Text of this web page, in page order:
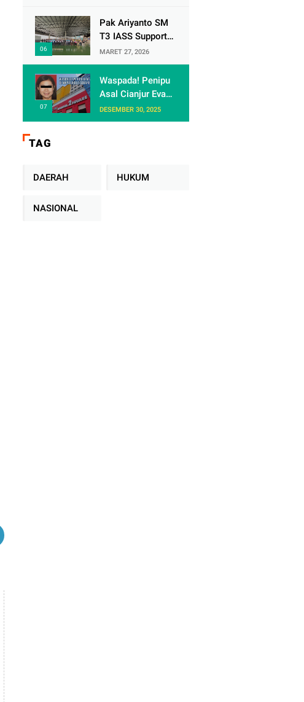
keranji , Oknum
Perum Perumnas
dagang /
Pak Ariyanto SM
T3 IASS Support
Berikan Apresiasi
kepada Karyawan
Rajin dan
Berprestasi di
MARET 27, 2026
Waspada! Penipu
Asal Cianjur Eva
Arafiah
Gentayangan di
DESEMBER 30, 2025
TAG
DAERAH HUKUM
NASIONAL